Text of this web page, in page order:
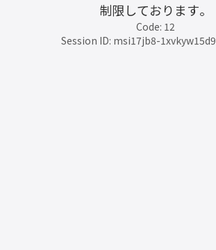
制限しております。
Code: 12
Session ID: msi17jb8-